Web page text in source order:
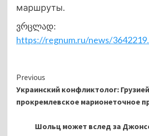
маршруты.
ვრცლად:
https://regnum.ru/news/
Continue
Reading
Previous
Украинский конфликтолог:
прокремлевское марионеточное
Шольц может вслед за